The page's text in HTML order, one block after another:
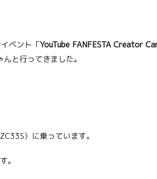
ベント「YouTube FANFESTA Creator
と行ってきました。
）に乗っています。
。